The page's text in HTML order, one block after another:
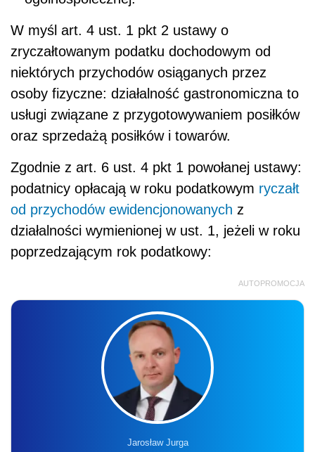
W myśl art. 4 ust. 1 pkt 2 ustawy o
zryczałtowanym podatku dochodowym od
niektórych przychodów osiąganych przez
osoby fizyczne: działalność gastronomiczna to
usługi związane z przygotowywaniem posiłków
oraz sprzedażą posiłków i towarów.
Zgodnie z art. 6 ust. 4 pkt 1 powołanej ustawy:
podatnicy opłacają w roku podatkowym ryczałt
od przychodów ewidencjonowanych z
działalności wymienionej w ust. 1, jeżeli w roku
poprzedzającym rok podatkowy:
AUTOPROMOCJA
Jarosław Jurga